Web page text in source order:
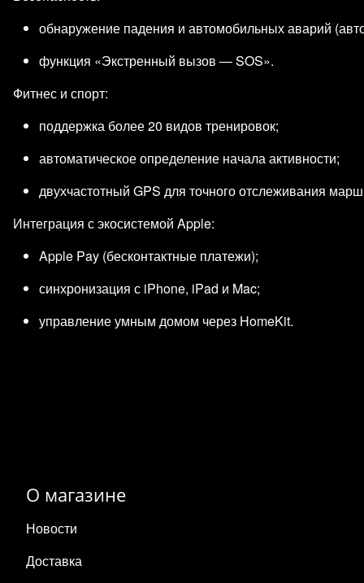
обнаружение падения и автомобильных аварий
функция «Экстренный вызов — SOS».
Фитнес и спорт:
поддержка более 20 видов тренировок;
автоматическое определение начала активности;
двухчастотный GPS для точного отслеживания
Интеграция с экосистемой Apple:
Apple Pay (бесконтактные платежи);
синхронизация с iPhone, iPad и Mac;
управление умным домом через HomeKit.
О магазине
Новости
Доставка